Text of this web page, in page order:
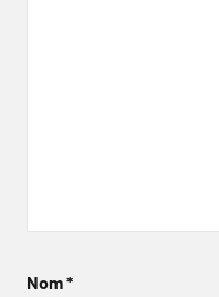
Nom*